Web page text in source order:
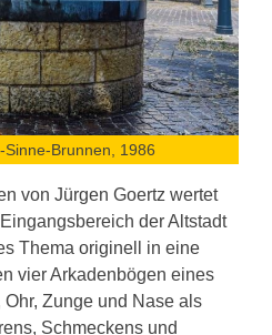
Brunnen, 1986
von Jürgen Goertz wertet
der Altstadt
Thema originell in eine
vier Arkadenbögen eines
Zunge und Nase als
Schmeckens und